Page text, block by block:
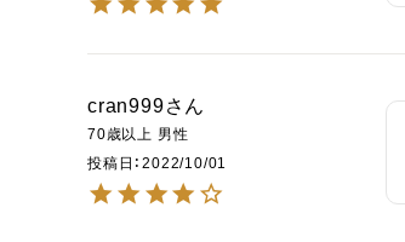
cran999
70歳以上 男性
投稿日
2022/10/01